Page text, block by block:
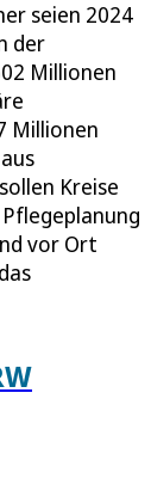
seien 2024
der
Millionen
Millionen
Kreise
vor Ort